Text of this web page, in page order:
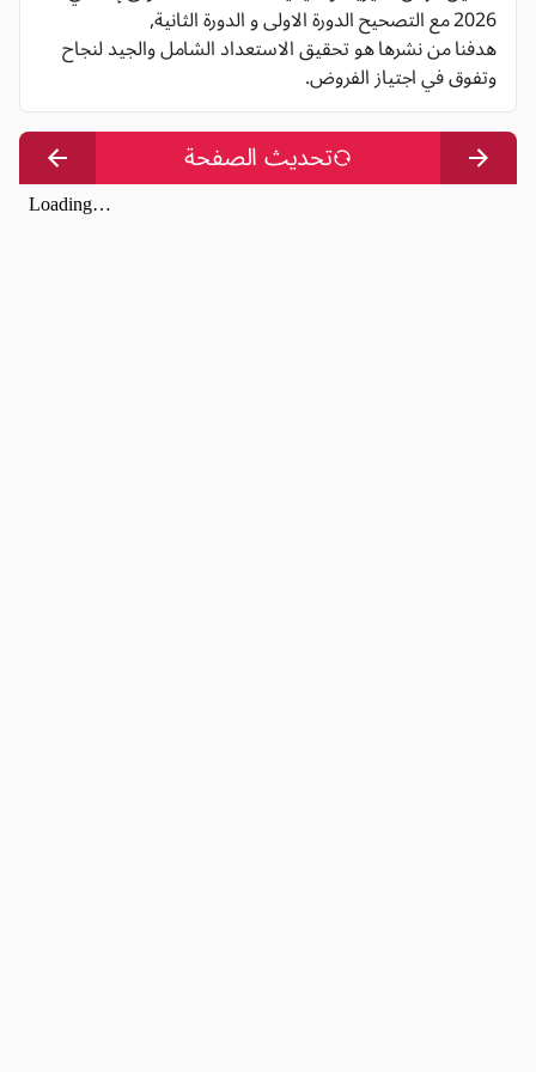
2026 مع التصحيح الدورة الاولى و الدورة الثانية,
هدفنا من نشرها هو تحقيق الاستعداد الشامل والجيد لنجاح
وتفوق في اجتياز الفروض.
تحديث الصفحة